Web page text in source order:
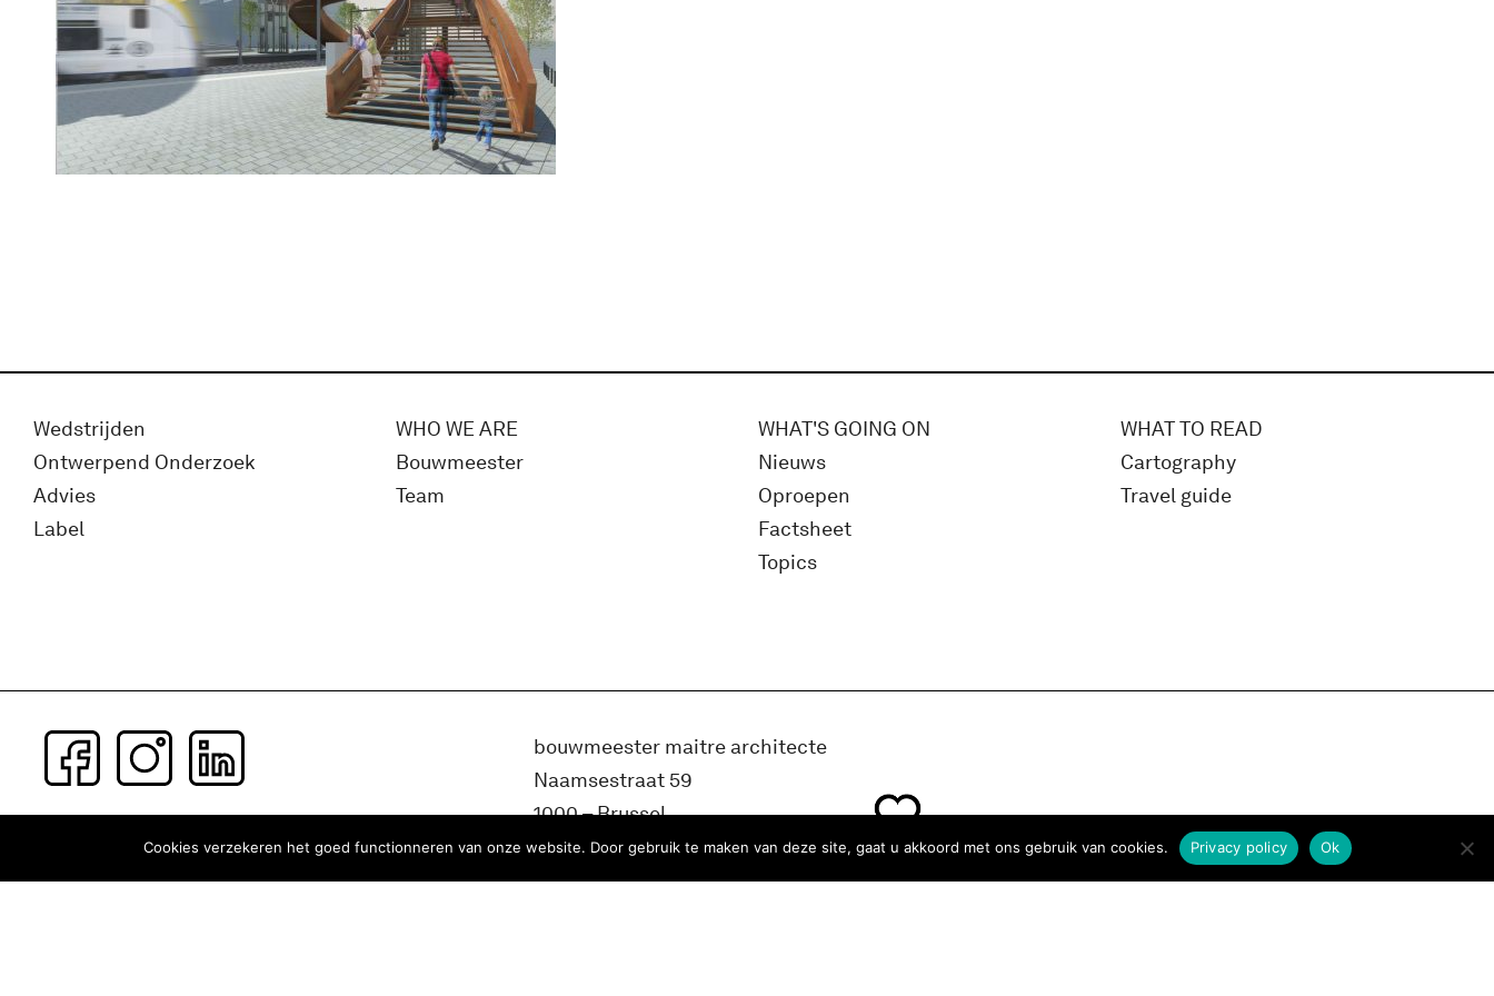
Wedstrijden
Ontwerpend Onderzoek
Advies
Label
WHO WE ARE
Bouwmeester
Team
WHAT'S GOING ON
Nieuws
Oproepen
Factsheet
Topics
WHAT TO READ
Cartography
Travel guide
Subscribe to our newsletter
bouwmeester maitre architecte
Naamsestraat 59
1000 – Brussel
België
Cookies verzekeren het goed functionneren van onze website. Door gebruik te maken van deze site, gaat u akkoord met ons gebruik van cookies. Ok
Privacy policy